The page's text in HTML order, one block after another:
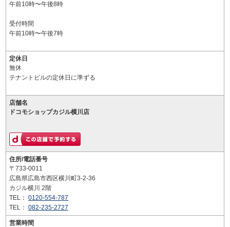
午前10時〜午後8時
受付時間
午前10時〜午後7時
定休日
無休
テナントビルの定休日に準ずる
店舗名
ドコモショップカジル横川店
住所/電話番号
〒733-0011
広島県広島市西区横川町3-2-36
カジル横川 2階
TEL： 0120-554-787
TEL： 082-235-2727
営業時間